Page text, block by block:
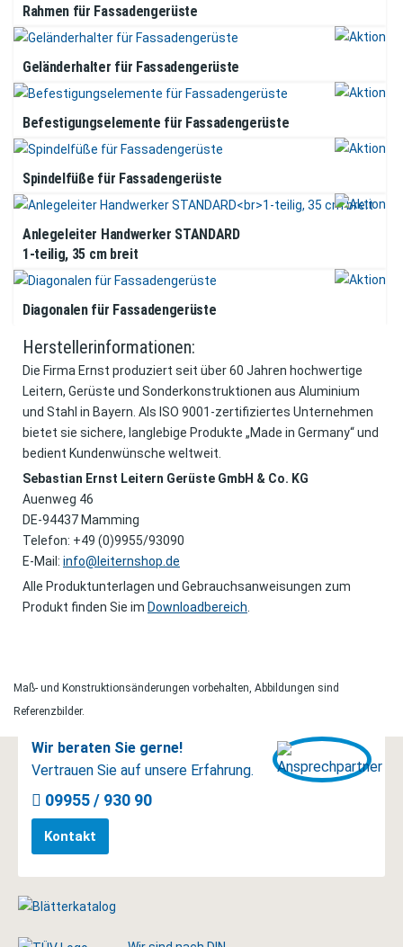
Rahmen für Fassadengerüste
Geländerhalter für Fassadengerüste
Befestigungselemente für Fassadengerüste
Spindelfüße für Fassadengerüste
Anlegeleiter Handwerker STANDARD
1-teilig, 35 cm breit
Diagonalen für Fassadengerüste
Herstellerinformationen:
Die Firma Ernst produziert seit über 60 Jahren hochwertige
Leitern, Gerüste und Sonderkonstruktionen aus Aluminium
und Stahl in Bayern. Als ISO 9001-zertifiziertes Unternehmen
bietet sie sichere, langlebige Produkte „Made in Germany“ und
bedient Kundenwünsche weltweit.
Sebastian Ernst Leitern Gerüste GmbH & Co. KG
Auenweg 46
DE-94437 Mamming
Telefon: +49 (0)9955/93090
E-Mail: info@leiternshop.de
Alle Produktunterlagen und Gebrauchsanweisungen zum
Produkt finden Sie im Downloadbereich.
Maß- und Konstruktionsänderungen vorbehalten, Abbildungen sind
Referenzbilder.
Wir beraten Sie gerne!
Vertrauen Sie auf unsere Erfahrung.
09955 / 930 90
Kontakt